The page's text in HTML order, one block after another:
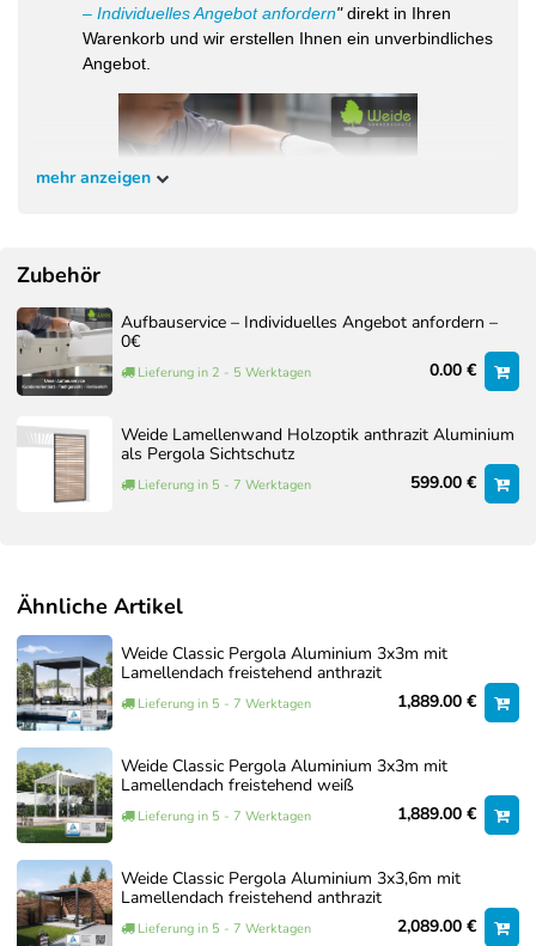
– Individuelles Angebot anfordern"direkt in Ihren
Warenkorb und wir erstellen Ihnen ein unverbindliches
Angebot.
Die Montage des Pavillons kann mit 2 Personen
durchgeführt werden.
Für die Installation der Lamellen und
Querverstrebungen ist es ratsam, zusätzlich zwei
weitere Personen hinzuzuziehen.
Benötigtes Werkzeug/Ausrüstung: Akkuschrauber, zwei
Leitern.
sind im Lieferumfang enthalten.
Vorbohrungen und passgenaue Schienen erleichtern
die Montage.
mehr anzeigen
Zubehör
Aufbauservice – Individuelles Angebot anfordern –
0€
Lieferung in 2 - 5 Werktagen 0.00 €
Weide Lamellenwand Holzoptik anthrazit Aluminium
als Pergola Sichtschutz
Lieferung in 5 - 7 Werktagen 599.00 €
Ähnliche Artikel
Weide Classic Pergola Aluminium 3x3m mit
Lamellendach freistehend anthrazit
Lieferung in 5 - 7 Werktagen 1,889.00 €
Weide Classic Pergola Aluminium 3x3m mit
Lamellendach freistehend weiß
Lieferung in 5 - 7 Werktagen 1,889.00 €
Weide Classic Pergola Aluminium 3x3,6m mit
Lamellendach freistehend anthrazit
Lieferung in 5 - 7 Werktagen 2,089.00 €